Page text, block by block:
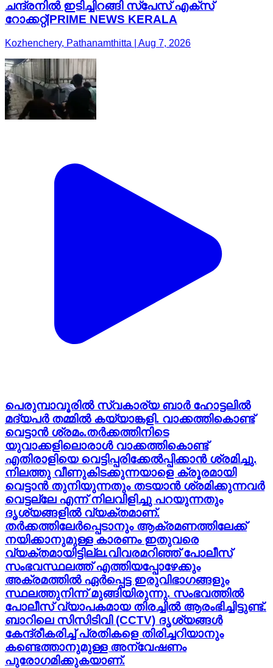
ചന്ദ്രനിൽ ഇടിച്ചിറങ്ങി സ്‌പേസ് എക്‌സ്
റോക്കറ്റ്|PRIME NEWS KERALA
Kozhenchery, Pathanamthitta | Aug 7, 2026
പെരുമ്പാവൂരിൽ സ്വകാര്യ ബാർ ഹോട്ടലിൽ
മദ്യപർ തമ്മിൽ കയ്യാങ്കളി. വാക്കത്തികൊണ്ട്
വെട്ടാൻ ശ്രമം.​തർക്കത്തിനിടെ
യുവാക്കളിലൊരാൾ വാക്കത്തികൊണ്ട്
എതിരാളിയെ വെട്ടിപ്പരിക്കേൽപ്പിക്കാൻ ശ്രമിച്ചു.
നിലത്തു വീണുകിടക്കുന്നയാളെ ക്രൂരമായി
വെട്ടാൻ തുനിയുന്നതും തടയാൻ ശ്രമിക്കുന്നവർ
വെട്ടല്ലേ എന്ന് നിലവിളിച്ചു പറയുന്നതും
ദൃശ്യങ്ങളിൽ വ്യക്തമാണ്.
തർക്കത്തിലേർപ്പെടാനും ആക്രമണത്തിലേക്ക്
നയിക്കാനുമുള്ള കാരണം ഇതുവരെ
വ്യക്തമായിട്ടില്ല.​വിവരമറിഞ്ഞ് പോലീസ്
സംഭവസ്ഥലത്ത് എത്തിയപ്പോഴേക്കും
അക്രമത്തിൽ ഏർപ്പെട്ട ഇരുവിഭാഗങ്ങളും
സ്ഥലത്തുനിന്ന് മുങ്ങിയിരുന്നു. സംഭവത്തിൽ
പോലീസ് വ്യാപകമായ തിരച്ചിൽ ആരംഭിച്ചിട്ടുണ്ട്.
ബാറിലെ സിസിടിവി (CCTV) ദൃശ്യങ്ങൾ
കേന്ദ്രീകരിച്ച് പ്രതികളെ തിരിച്ചറിയാനും
കണ്ടെത്താനുമുള്ള അന്വേഷണം
പുരോഗമിക്കുകയാണ്.